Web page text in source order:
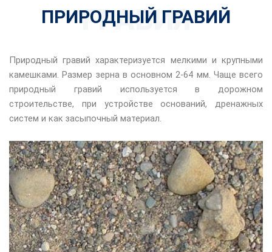
ГРАВИЯ
ПРИРОДНЫЙ ГРАВИЙ
Природный гравий характеризуется мелкими и крупными
камешками. Размер зерна в основном 2-64 мм. Чаще всего
природный гравий используется в дорожном
строительстве, при устройстве оснований, дренажных
систем и как засыпочный материал.